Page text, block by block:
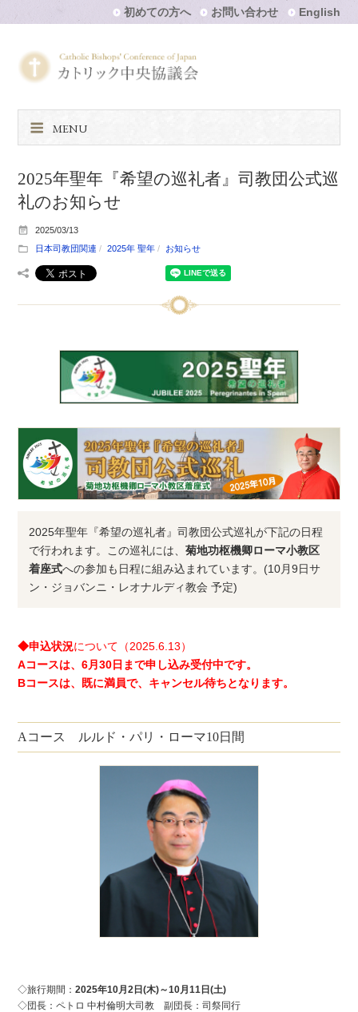
初めての方へ お問い合わせ English
MENU
2025年聖年『希望の巡礼者』司教団公式巡
礼のお知らせ
2025/03/13
日本司教団関連
2025年 聖年 お知らせ
2025年聖年『希望の巡礼者』司教団公式巡礼が下記の日程
で行われます。この巡礼には、菊地功枢機卿ローマ小教区
着座式への参加も日程に組み込まれています。(10月9日サ
ン・ジョバンニ・レオナルディ教会 予定)
◆申込状況について（2025.6.13）
Aコースは、6月30日まで申し込み受付中です。
Bコースは、既に満員で、キャンセル待ちとなります。
Aコース ルルド・パリ・ローマ10日間
◇旅行期間：2025年10月2日(木)～10月11日(土)
◇団長：ペトロ 中村倫明大司教 副団長：司祭同行